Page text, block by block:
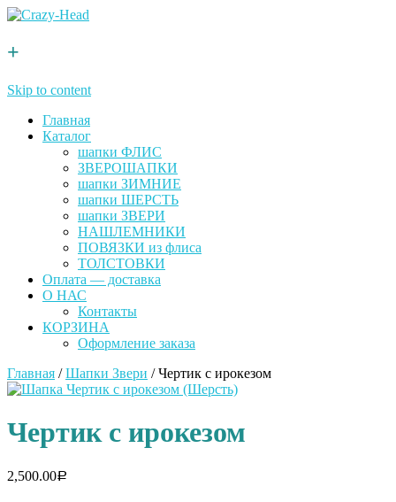
+
Skip to content
Главная
Каталог
шапки ФЛИС
ЗВЕРОШАПКИ
шапки ЗИМНИЕ
шапки ШЕРСТЬ
шапки ЗВЕРИ
НАШЛЕМНИКИ
ПОВЯЗКИ из флиса
ТОЛСТОВКИ
Оплата — доставка
О НАС
Контакты
КОРЗИНА
Оформление заказа
Главная /Шапки Звери / Чертик с ирокезом
Чертик с ирокезом
2,500.00Р